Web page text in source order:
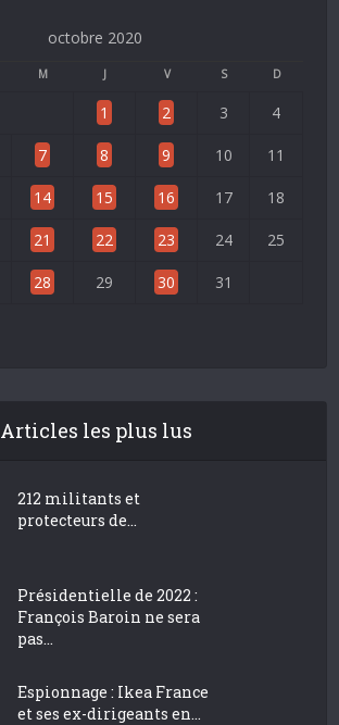
octobre 2020
M J V S D
1 2 3 4
7 8 9 10 11
14 15 16 17 18
21 22 23 24 25
28 29 30 31
Articles les plus lus
212 militants et
protecteurs de...
Présidentielle de 2022 :
François Baroin ne sera
pas...
Espionnage : Ikea France
et ses ex-dirigeants en...